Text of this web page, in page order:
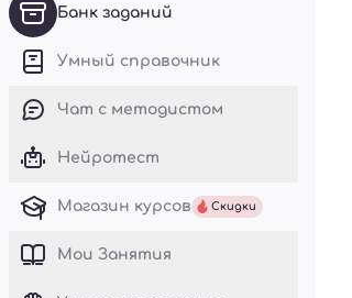
Банк заданий
Умный справочник
Чат с методистом
Нейротест
Магазин курсов Скидки
Mои Занятия